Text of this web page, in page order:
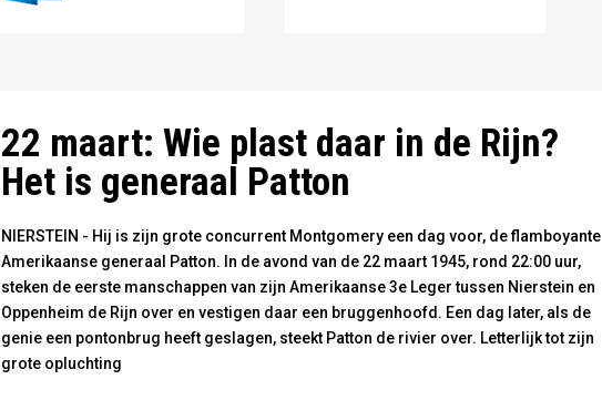
22 maart: Wie plast daar in de Rijn?
Het is generaal Patton
NIERSTEIN - Hij is zijn grote concurrent Montgomery een dag voor, de flamboyante
Amerikaanse generaal Patton. In de avond van de 22 maart 1945, rond 22:00 uur,
steken de eerste manschappen van zijn Amerikaanse 3e Leger tussen Nierstein en
Oppenheim de Rijn over en vestigen daar een bruggenhoofd. Een dag later, als de
genie een pontonbrug heeft geslagen, steekt Patton de rivier over. Letterlijk tot zijn
grote opluchting